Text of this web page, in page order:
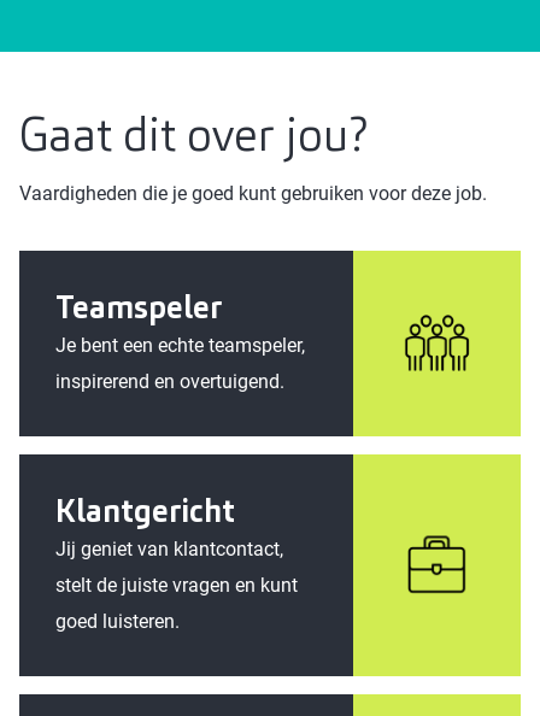
Gaat dit over jou?
Vaardigheden die je goed kunt gebruiken voor deze job.
Teamspeler
Je bent een echte teamspeler,
inspirerend en overtuigend.
Klantgericht
Jij geniet van klantcontact,
stelt de juiste vragen en kunt
goed luisteren.